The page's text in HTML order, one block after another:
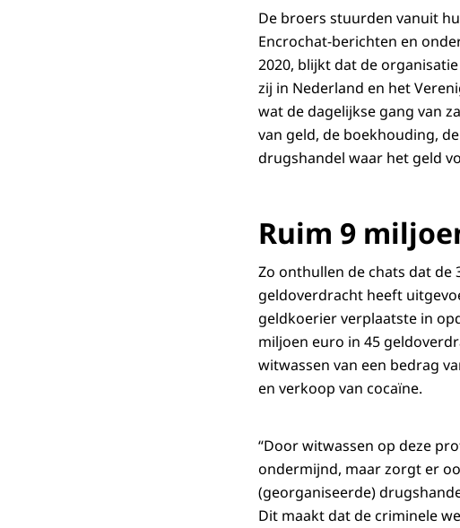
De broers stuurden vanuit
Encrochat-berichten en
2020, blijkt dat de
zij in Nederland en het
wat de dagelijkse gang van
van geld, de boekhouding,
drugshandel waar het geld
Ruim 9
Zo onthullen de chats dat de
geldoverdracht heeft
geldkoerier verplaatste in
miljoen euro in 45
witwassen van een bedrag
en verkoop van cocaïne.
“Door witwassen op deze
ondermijnd, maar zorgt er
(georganiseerde)
Dit maakt dat de criminele